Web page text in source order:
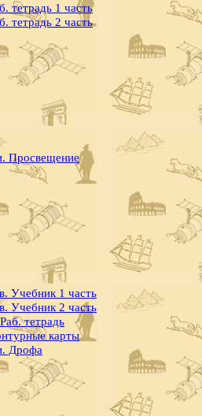
тетрадь 1 часть
тетрадь 2 часть
Просвещение
Учебник 1 часть
Учебник 2 часть
тетрадь
карты
Дрофа